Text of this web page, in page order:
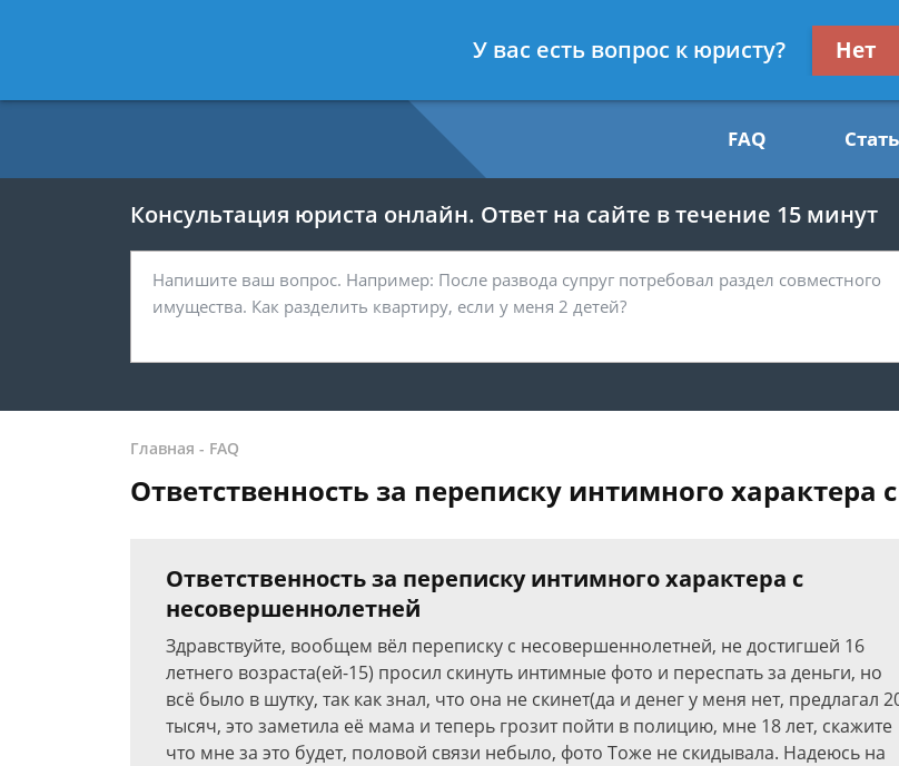
7 812 467-37-54
FAQ
Консультация юриста онлайн. Ответ на сайте в течение 15 минут
Главная - FAQ
Ответственность за переписку интимного характера
Ответственность за переписку интимного характера с
несовершеннолетней
Здравствуйте, вообщем вёл переписку с несовершеннолетней, не достигшей 16
летнего возраста(ей-15) просил скинуть интимные фото и переспать за деньги, но
всё было в шутку, так как знал, что она не скинет(да и денег у меня нет, предлагал
тысяч, это заметила её мама и теперь грозит пойти в полицию, мне 18 лет, скажите
что мне за это будет, половой связи небыло, фото Тоже не скидывала. Надеюсь на
У вас есть вопрос к юристу? Нет